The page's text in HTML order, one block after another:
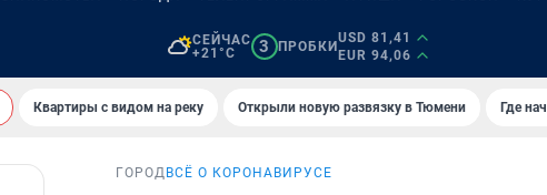
СЕЙЧАС
+21°C
3 ПРОБКИ
USD 81,41
EUR 94,06
Квартиры с видом на реку Открыли новую развязку в Тюмени Где
ГОРОД ВСЁ О КОРОНАВИРУСЕ